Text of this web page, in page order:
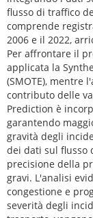
flusso di traffico
comprende
2006 e il 2022,
Per affrontare il
applicata la
(SMOTE), mentre
contributo delle
Prediction è
garantendo
gravità degli
dei dati sul flusso
precisione della
gravi. L'analisi
congestione e
severità degli